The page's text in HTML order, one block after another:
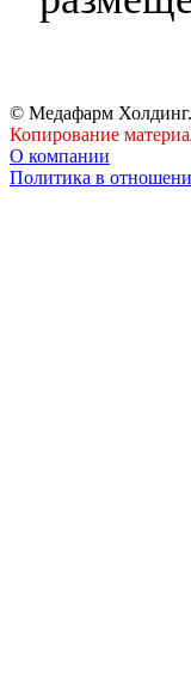
© Медафарм Холдинг.
Копирование
О компании
Политика в